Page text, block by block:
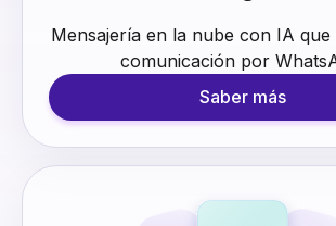
Mensajería en la nube con IA
comunicación por
Saber más